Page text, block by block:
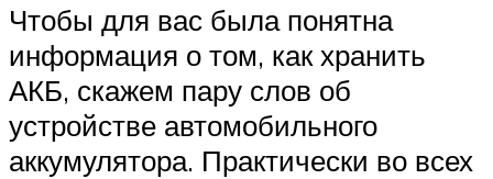
Чтобы для вас была понятна
информация о том, как хранить
АКБ, скажем пару слов об
устройстве автомобильного
аккумулятора. Практически во всех